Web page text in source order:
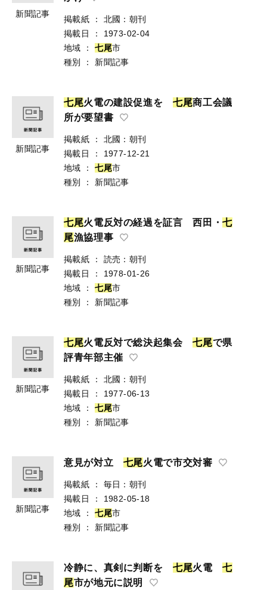
新聞記事
掲載紙 ：
北國：朝刊
掲載日
：
1973-02-04
地域
： 七尾市
種別
： 新聞記事
新聞記事
七尾火電の建設促進を七尾商工会議
所が要望書
掲載紙 ：
北國：朝刊
掲載日
：
1977-12-21
地域
： 七尾市
種別
： 新聞記事
新聞記事
七尾火電反対の経過を証言 西田・七
尾漁協理事
掲載紙 ：
読売：朝刊
掲載日
：
1978-01-26
地域
： 七尾市
種別
： 新聞記事
新聞記事
七尾火電反対で総決起集会七尾で県
評青年部主催
掲載紙 ：
北國：朝刊
掲載日
：
1977-06-13
地域
： 七尾市
種別
： 新聞記事
新聞記事
意見が対立 七尾火電で市交対審
掲載紙 ：
毎日：朝刊
掲載日
：
1982-05-18
地域
： 七尾市
種別
： 新聞記事
冷静に、真剣に判断を七尾火電七
尾市が地元に説明